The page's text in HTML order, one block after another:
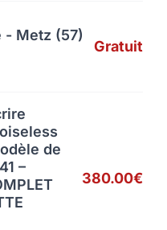
- Metz (57)
Gratuit
de
–
380.00€